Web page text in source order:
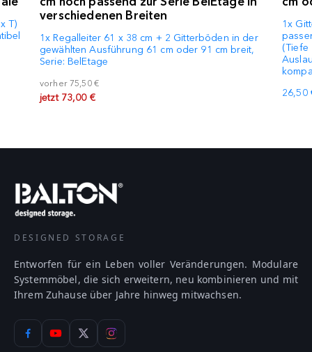
T)
verschiedenen Breiten
1x Regalleiter 61 x 38 cm + 2 Gitterböden in der
gewählten Ausführung 61 cm oder 91 cm breit,
Serie: BelEtage
vorher 75,50 €
jetzt 73,00 €
1x
(Tiefe
26,50
DESIGNED STORAGE
Entworfen für ein Leben voller Veränderungen. Modulare
Systemmöbel, die sich erweitern, neu kombinieren und mit
Ihrem Zuhause über Jahre hinweg mitwachsen.